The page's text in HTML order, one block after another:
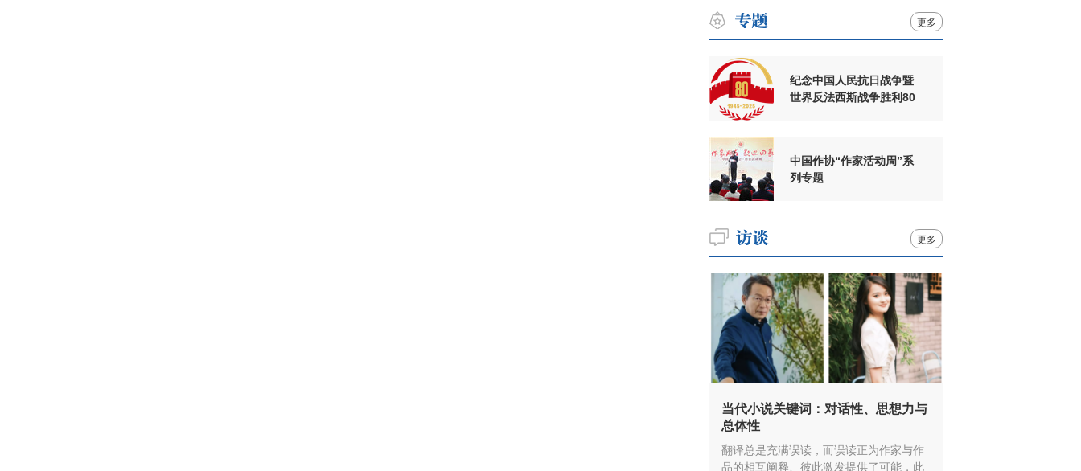
更多
纪念中国人民抗日战争暨
世界反法西斯战争胜利80
中国作协“作家活动周”系
列专题
更多
当代小说关键词：对话性、思想力与
总体性
翻译总是充满误读，而误读正为作家与作
品的相互阐释、彼此激发提供了可能，此